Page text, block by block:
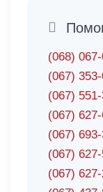
(068)
(067)
(067)
(067)
(067)
(067)
(067)